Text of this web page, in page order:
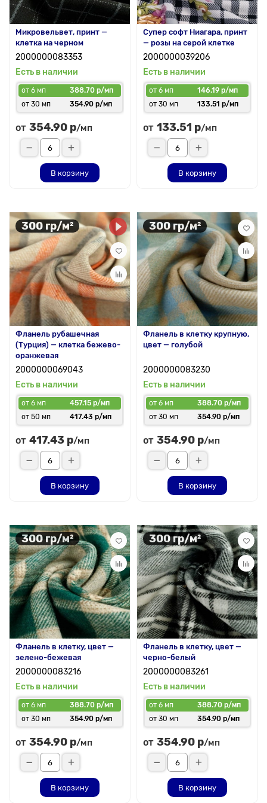
Микровельвет, принт —
клетка на черном
2000000083353
Есть в наличии
от 6 мп
388.70 р/мп
от 30 мп
354.90 р/мп
от 354.90 р/мп
В корзину
Супер софт Ниагара, принт
— розы на серой клетке
2000000039206
Есть в наличии
от 6 мп
146.19 р/мп
от 30 мп
133.51 р/мп
от 133.51 р/мп
В корзину
300 гр/м²
Фланель рубашечная
(Турция) — клетка бежево-
оранжевая
2000000069043
Есть в наличии
от 6 мп
457.15 р/мп
от 50 мп
417.43 р/мп
от 417.43 р/мп
В корзину
300 гр/м²
Фланель в клетку крупную,
цвет — голубой
2000000083230
Есть в наличии
от 6 мп
388.70 р/мп
от 30 мп
354.90 р/мп
от 354.90 р/мп
В корзину
300 гр/м²
Фланель в клетку, цвет —
зелено-бежевая
2000000083216
Есть в наличии
от 6 мп
388.70 р/мп
от 30 мп
354.90 р/мп
от 354.90 р/мп
В корзину
300 гр/м²
Фланель в клетку, цвет —
черно-белый
2000000083261
Есть в наличии
от 6 мп
388.70 р/мп
от 30 мп
354.90 р/мп
от 354.90 р/мп
В корзину